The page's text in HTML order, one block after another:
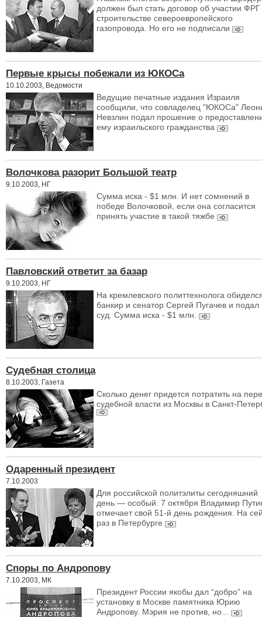
должен был стать договор об участии ФРГ
строительстве североевропейского
газопровода. Но его не подписали
Первые крысы побежали из ЮКОСа
10.10.2003, Ведомости
Ведущие печатные издания Израиля
сообщили, что совладелец "ЮКОСа"
Невзлин подал прошение о
ему израильского гражданства
Волочкова разорит Большой театр
9.10.2003, НГ
Сумма иска - $1 млн. И нет сомнений в
победе Волочковой, если она согласится
принять участие в такой тяжбе
Павловский ответит за базар
9.10.2003, НГ
На кремлевского политтехнолога
банкир и сенатор Сергей Пугачев и подал
суд. Сумма иска - $1 млн.
Судебная столица
8.10.2003, Газета
Сколько денег придется потратить на
судебной власти из Москвы в Санкт-
Одаренный президент
7.10.2003
Для российской политэлиты сегодняшний
день — особый. 7 октября Владимир
отмечает свой 51-й день рождения. На
раз в Петербурге
Споры по Андропову
7.10.2003, МК
Президент России якобы дал “добро” на
установку в Москве памятника Юрию
Андропову. Мэрия не против, но...